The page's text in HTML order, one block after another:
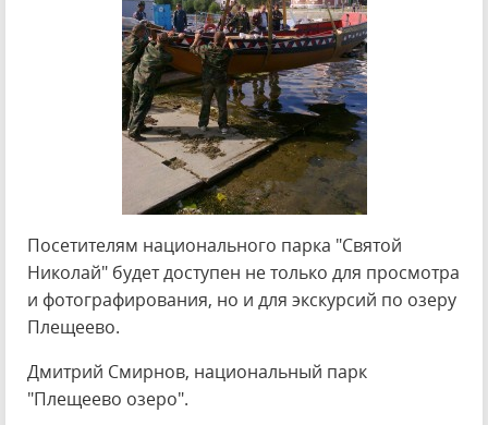
Посетителям национального парка "Святой
Николай" будет доступен не только для просмотра
и фотографирования, но и для экскурсий по озеру
Плещеево.
Дмитрий Смирнов, национальный парк
"Плещеево озеро".